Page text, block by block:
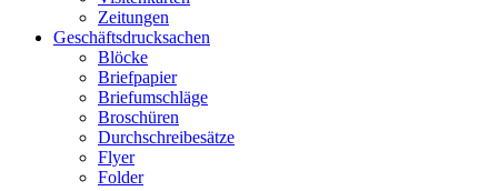
Zeitungen
Geschäftsdrucksachen
Blöcke
Briefpapier
Briefumschläge
Broschüren
Durchschreibesätze
Flyer
Folder